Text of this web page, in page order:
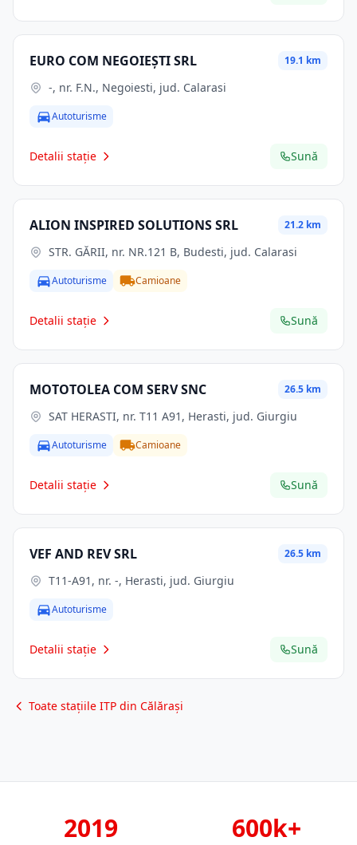
EURO COM NEGOIEŞTI SRL 19.1 km
-, nr. F.N., Negoiesti, jud. Calarasi
Autoturisme
Detalii stație Sună
ALION INSPIRED SOLUTIONS SRL 21.2 km
STR. GĂRII, nr. NR.121 B, Budesti, jud. Calarasi
Autoturisme Camioane
Detalii stație Sună
MOTOTOLEA COM SERV SNC 26.5 km
SAT HERASTI, nr. T11 A91, Herasti, jud. Giurgiu
Autoturisme Camioane
Detalii stație Sună
VEF AND REV SRL 26.5 km
T11-A91, nr. -, Herasti, jud. Giurgiu
Autoturisme
Detalii stație Sună
Toate stațiile ITP din Călărași
2019 600k+